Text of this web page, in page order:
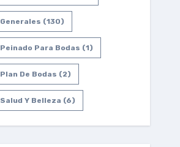
Generales (130)
Peinado Para Bodas (1)
Plan De Bodas (2)
Salud Y Belleza (6)